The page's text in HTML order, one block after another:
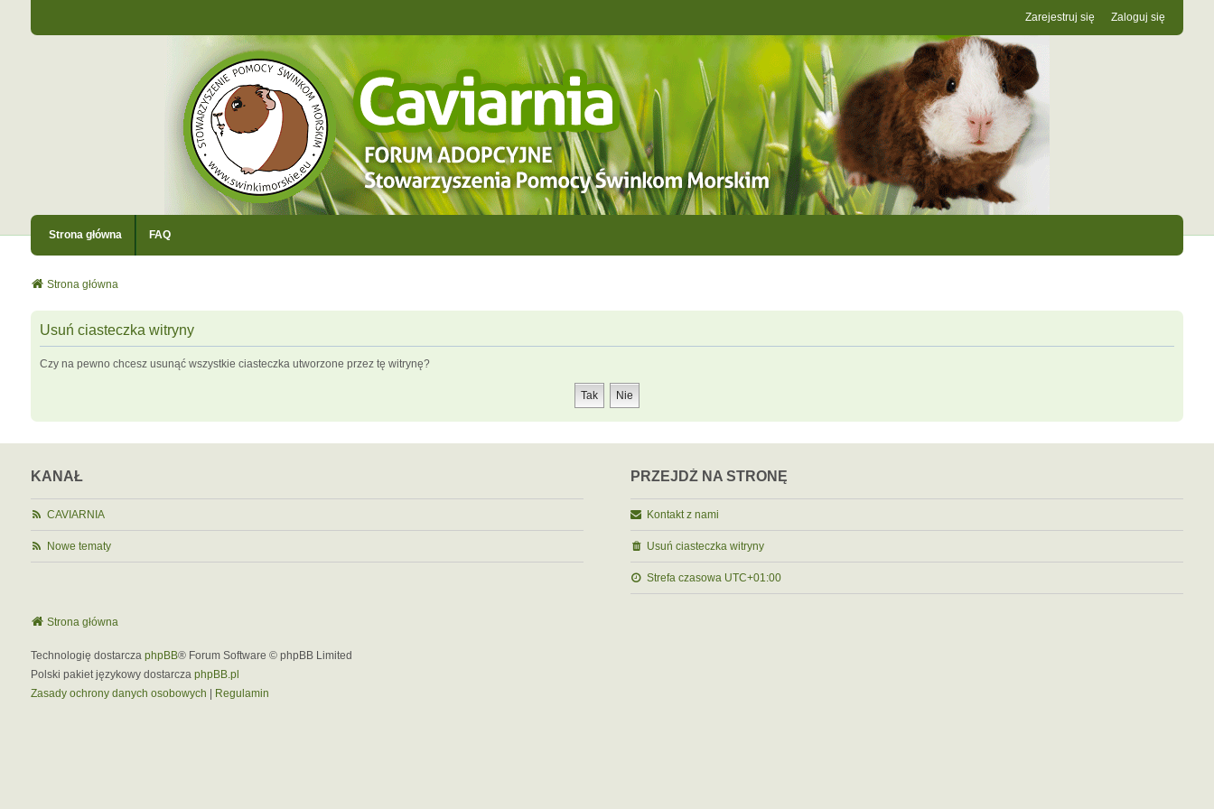
Zaloguj się
Zarejestruj się
Strona główna FAQ
Strona główna
Usuń ciasteczka witryny
Czy na pewno chcesz usunąć wszystkie ciasteczka utworzone przez tę witrynę?
KANAŁ
CAVIARNIA
Nowe tematy
PRZEJDŹ NA STRONĘ
Kontakt z nami
Usuń ciasteczka witryny
Strefa czasowa UTC+01:00
Strona główna
Technologię dostarcza phpBB® Forum Software © phpBB Limited
Polski pakiet językowy dostarcza phpBB.pl
Zasady ochrony danych osobowych
Regulamin